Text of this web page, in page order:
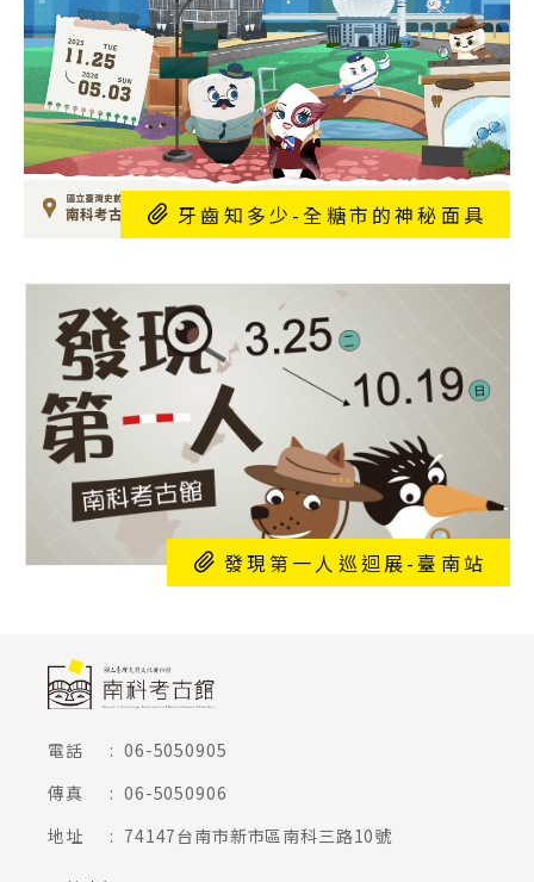
牙齒知多少-全糖市的神秘面具
發現第一人巡迴展-臺南站
頁尾網站資訊
電話 : 06-5050905
傳真
: 06-5050906
地址
: 74147台南市新市區南科三路10號